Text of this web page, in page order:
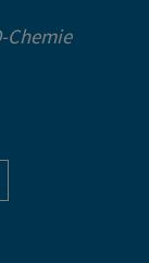
Chemie